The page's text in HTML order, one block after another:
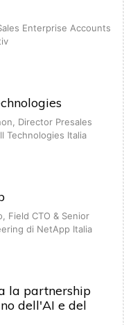
Enterprise Accounts
Director Presales
Technologies Italia
Field CTO & Senior
di NetApp Italia
la partnership
dell'AI e del